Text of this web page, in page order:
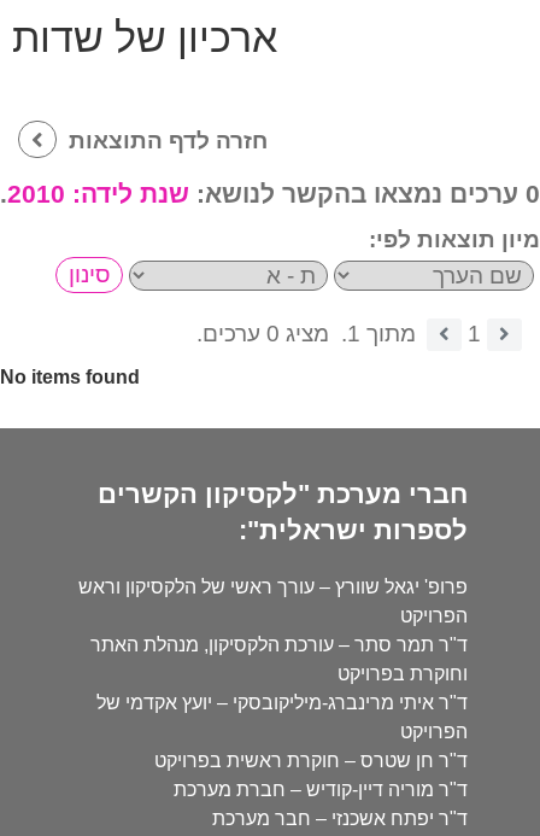
ארכיון של שדות
חזרה לדף התוצאות
0 ערכים נמצאו בהקשר לנושא: שנת לידה: 2010
.
מיון תוצאות לפי:
1 מתוך 1. מציג 0 ערכים.
No items found
חברי מערכת "לקסיקון הקשרים
לספרות ישראלית":
פרופ' יגאל שוורץ – עורך ראשי של הלקסיקון וראש
הפרויקט
ד"ר תמר סתר – עורכת הלקסיקון, מנהלת האתר
וחוקרת בפרויקט
ד"ר איתי מרינברג-מיליקובסקי – יועץ אקדמי של
הפרויקט
ד"ר חן שטרס – חוקרת ראשית בפרויקט
ד"ר מוריה דיין-קודיש – חברת מערכת
ד"ר יפתח אשכנזי – חבר מערכת